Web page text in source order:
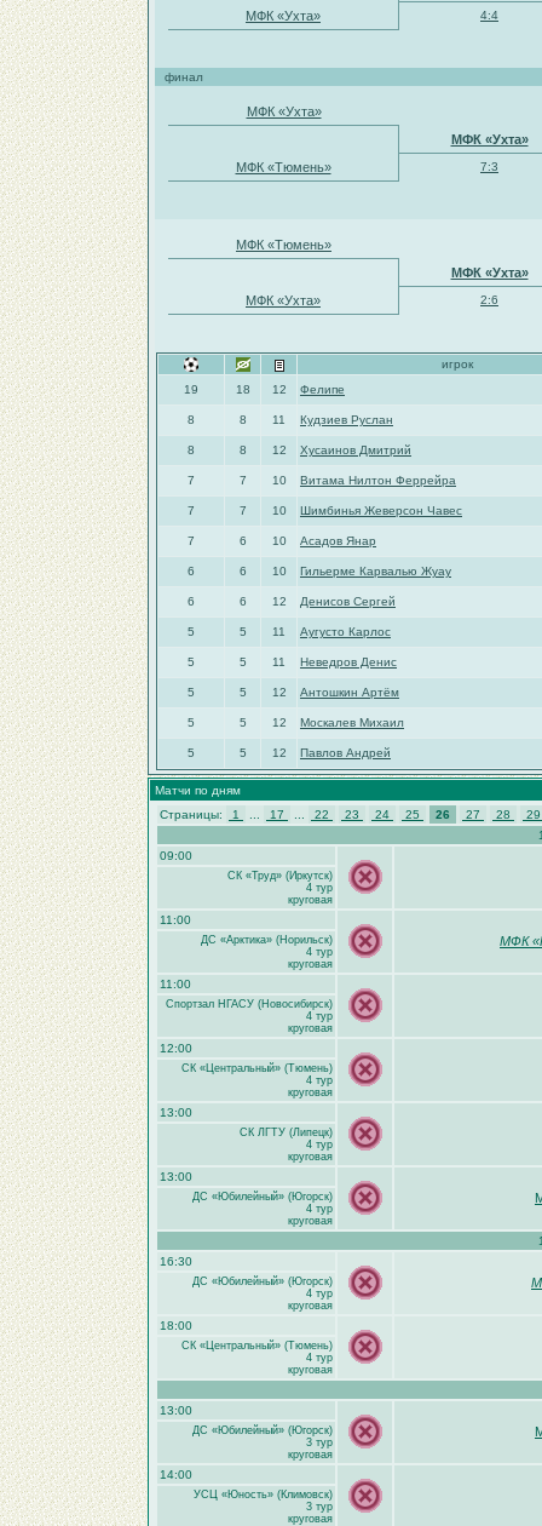
МФК «Ухта» 4:4
финал
МФК «Ухта»
МФК «Ухта»
МФК «Тюмень»
7:3
МФК «Тюмень»
МФК «Ухта»
МФК «Ухта»
2:6
игрок
19
18 12 Фелипе
8 8 11 Кудзиев Руслан
8 8 12 Хусаинов Дмитрий
7 7 10 Витама Нилтон Феррейра
7 7 10 Шимбинья Жеверсон Чавес
7 6 10 Асадов Янар
6 6 10 Гильерме Карвалью Жуау
6 6 12 Денисов Сергей
5 5 11 Аугусто Карлос
5 5 11 Неведров Денис
5 5 12 Антошкин Артём
5 5 12 Москалев Михаил
5 5 12 Павлов Андрей
Матчи по дням
Страницы:
1 17 22 23 24 25 26 27 28
09:00
СК «Труд» (Иркутск)
4 тур
круговая
11:00
МФК
ДС «Арктика» (Норильск)
4 тур
круговая
11:00
Спортзал НГАСУ (Новосибирск)
4 тур
круговая
12:00
СК «Центральный» (Тюмень)
4 тур
круговая
13:00
СК ЛГТУ (Липецк)
4 тур
круговая
13:00
ДС «Юбилейный» (Югорск)
4 тур
круговая
16:30
ДС «Юбилейный» (Югорск)
4 тур
круговая
18:00
СК «Центральный» (Тюмень)
4 тур
круговая
13:00
ДС «Юбилейный» (Югорск)
3 тур
круговая
14:00
УСЦ «Юность» (Климовск)
3 тур
круговая